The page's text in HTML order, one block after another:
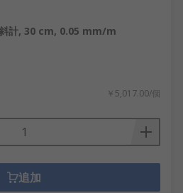
計, 30 cm, 0.05 mm/m
￥5,017.00/個
追加